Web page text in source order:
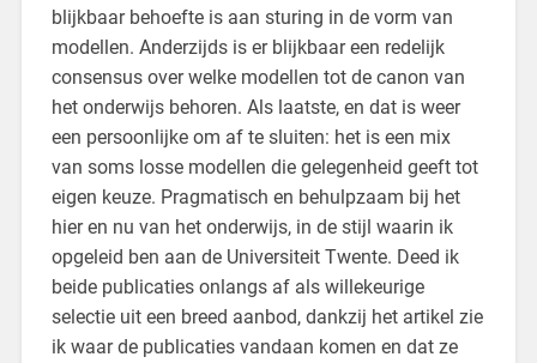
blijkbaar behoefte is aan sturing in de vorm van
modellen. Anderzijds is er blijkbaar een redelijk
consensus over welke modellen tot de canon van
het onderwijs behoren. Als laatste, en dat is weer
een persoonlijke om af te sluiten: het is een mix
van soms losse modellen die gelegenheid geeft tot
eigen keuze. Pragmatisch en behulpzaam bij het
hier en nu van het onderwijs, in de stijl waarin ik
opgeleid ben aan de Universiteit Twente. Deed ik
beide publicaties onlangs af als willekeurige
selectie uit een breed aanbod, dankzij het artikel zie
ik waar de publicaties vandaan komen en dat ze